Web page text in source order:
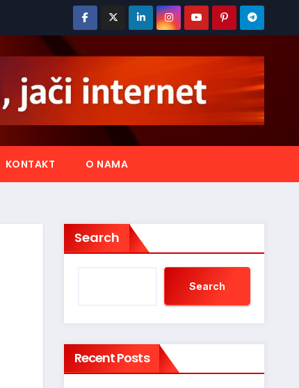
KONTAKT O NAMA
Search
Search
Recent Posts